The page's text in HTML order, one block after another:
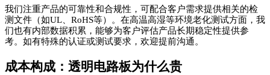
我们注重产品的可靠性和合规性，可配合客户需求提供相关的检
测文件（如UL、RoHS等）。在高温高湿等环境老化测试方面，我
们也有内部数据积累，能够为客户评估产品长期稳定性提供参
考。如有特殊的认证或测试要求，欢迎提前沟通。
成本构成：透明电路板为什么贵